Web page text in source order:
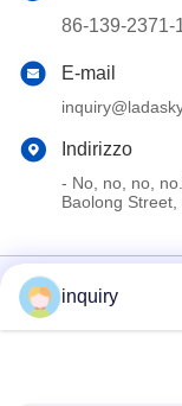
86-139-2371-
E-mail
Indirizzo
- No, no, no,
Baolong
La Cina va bene.
inquiry